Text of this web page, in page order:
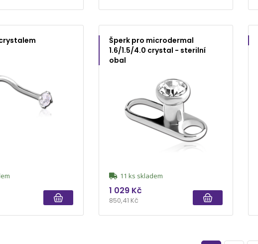
Šperk pro microdermal
1.6/1.5/4.0 crystal - sterilní
obal
11 ks skladem
1 029 Kč
850,41 Kč